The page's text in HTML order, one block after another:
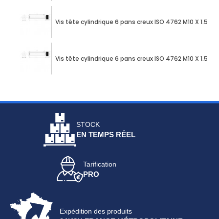
Vis tête cylindrique 6 pans creux ISO 4762 M10 X 1.50
Vis tête cylindrique 6 pans creux ISO 4762 M10 X 1.50
STOCK
EN TEMPS RÉEL
Tarification
PRO
Expédition des produits